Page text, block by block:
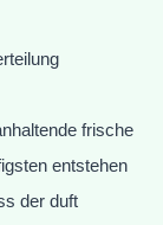
frische
entstehen
der duft